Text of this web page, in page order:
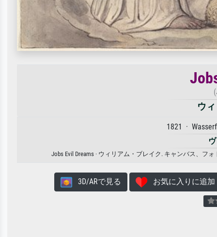
ウ
1821 ·
Jobs Evil Dreams · ウィリアム・ブレイク. キャンバス、
3D/ARで見る お気に入りに追加